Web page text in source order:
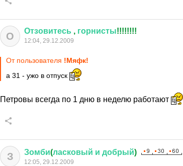
О Отзовитесь , горнисты!!!!!!!!
12:04, 29.12.2009
От пользователя !Мяфк!
а 31 - ужо в отпуск
Петровы всегда по 1 дню в неделю работают
З Зомби(ласковый и добрый)
12:05, 29.12.2009